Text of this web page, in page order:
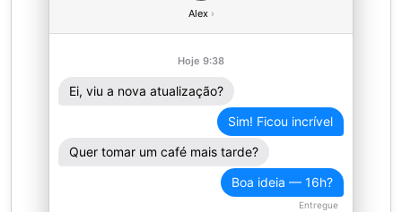
Alex ›
Hoje 9:38
Ei, viu a nova atualização?
Sim! Ficou incrível
Quer tomar um café mais tarde?
Boa ideia — 16h?
Entregue